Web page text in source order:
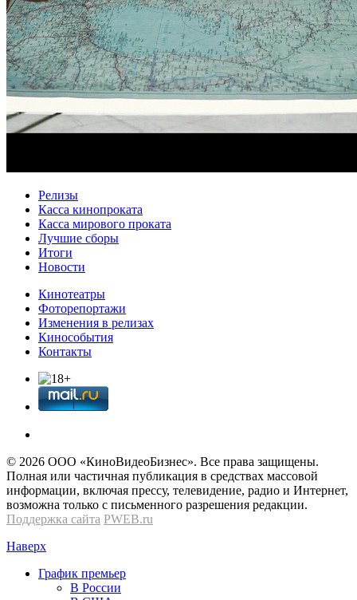
Релизы
Касса кинопроката
Касса мирового проката
Лучшие сборы
Итоги
Новости
Кинотеатры
Фоторепортажи
Изменения в релизах
Кинособытия
Контакты
© 2026 OOО «КиноВидеоБизнес». Все права защищены.
Полная или частичная публикация в средствах массовой
информации, включая прессу, телевидение, радио и Интернет,
возможна только с письменного разрешения редакции.
Поддержка сайта PWEB.ru
Наверх
График премьер
В России